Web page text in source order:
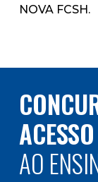
NOVA FCSH.
ACESSO
AO